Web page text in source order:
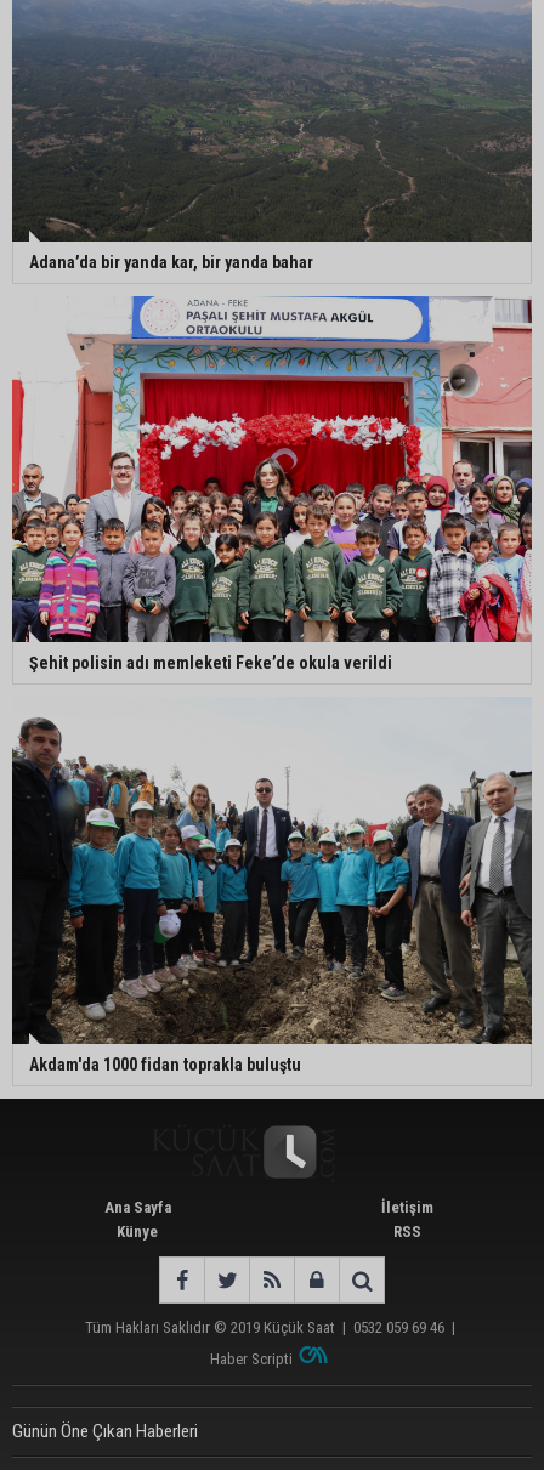
Adana’da bir yanda kar, bir yanda bahar
Şehit polisin adı memleketi Feke’de okula verildi
Akdam'da 1000 fidan toprakla buluştu
Ana Sayfa
Künye
İletişim
RSS
Tüm Hakları Saklıdır © 2019 Küçük Saat | 0532 059 69 46 |
Haber Scripti
Günün Öne Çıkan Haberleri